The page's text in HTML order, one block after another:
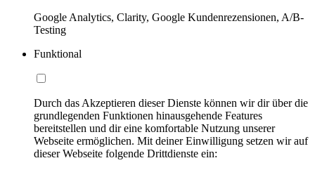
Google Analytics, Clarity, Google Kundenrezensionen, A/B-
Testing
Funktional
Durch das Akzeptieren dieser Dienste können wir dir über die
grundlegenden Funktionen hinausgehende Features
bereitstellen und dir eine komfortable Nutzung unserer
Webseite ermöglichen. Mit deiner Einwilligung setzen wir auf
dieser Webseite folgende Drittdienste ein: